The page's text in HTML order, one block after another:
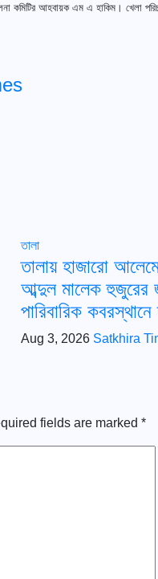
কমিটির আহবায়ক এম এ হাকিম। খেলা
তালা
তালায় হাজারো
আব্দুল মালেক হুজুরের
পারিবারিক
Aug 3, 2026 Satkhira
fields are marked *